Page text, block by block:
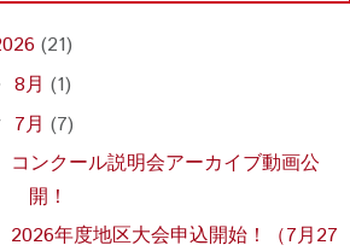
(21)
8月(1)
7月(7)
コンクール説明会アーカイブ動画公
開！
2026年度地区大会申込開始！（7月27